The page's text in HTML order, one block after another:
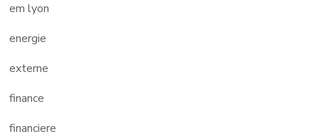
em lyon
energie
externe
finance
financiere